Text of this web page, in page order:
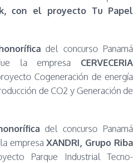
con el proyecto Tu Papel
del concurso Panamá
la empresa CERVECERIA
Cogeneración de energía
de CO2 y Generación de
del concurso Panamá
empresaXANDRI, Grupo Riba
Parque Industrial Tecno-